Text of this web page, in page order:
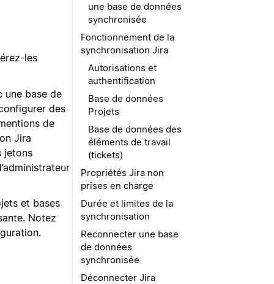
les
une base de
des
de
Jira
jetons
et bases
Notez
une base de données
synchronisée
Fonctionnement de la
synchronisation Jira
Autorisations et
authentification
Base de données
Projets
Base de données des
éléments de travail
(tickets)
Propriétés Jira non
prises en charge
Durée et limites de la
synchronisation
Reconnecter une base
de données
synchronisée
Déconnecter Jira